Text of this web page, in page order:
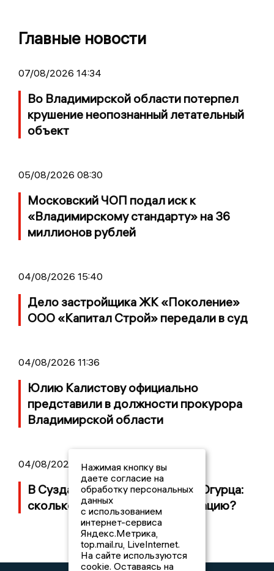
Главные новости
07/08/2026 14:34
Во Владимирской области потерпел
крушение неопознанный летательный
объект
05/08/2026 08:30
Московский ЧОП подал иск к
«Владимирскому стандарту» на 36
миллионов рублей
04/08/2026 15:40
Дело застройщика ЖК «Поколение»
ООО «Капитал Строй» передали в суд
04/08/2026 11:36
Юлию Калистову официально
представили в должности прокурора
Владимирской области
04/08/2026 09:01
В Суздале прошёл Фестиваль Огурца:
сколько потратили на организацию?
Нажимая кнопку вы
даете согласие на
обработку персональных
данных
с использованием
интернет-сервиса
Яндекс.Метрика,
top.mail.ru, LiveInternet.
На сайте используются
cookie. Оставаясь на